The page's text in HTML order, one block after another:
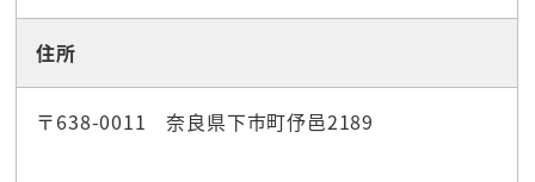
住所
〒638-0011 奈良県下市町伃邑2189